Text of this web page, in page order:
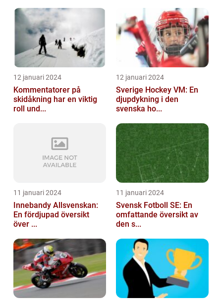
12 januari 2024
Kommentatorer på
skidåkning har en viktig
roll und...
12 januari 2024
Sverige Hockey VM: En
djupdykning i den
svenska ho...
11 januari 2024
Innebandy Allsvenskan:
En fördjupad översikt
över ...
11 januari 2024
Svensk Fotboll SE: En
omfattande översikt av
den s...